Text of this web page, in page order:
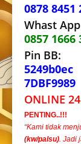
0878 8451
Whast App
0857 1666
Pin BB:
5249b0ec
7DBF9989
ONLINE
PENTING..!!!
“Kami tidak
(kw/palsu). Jadi